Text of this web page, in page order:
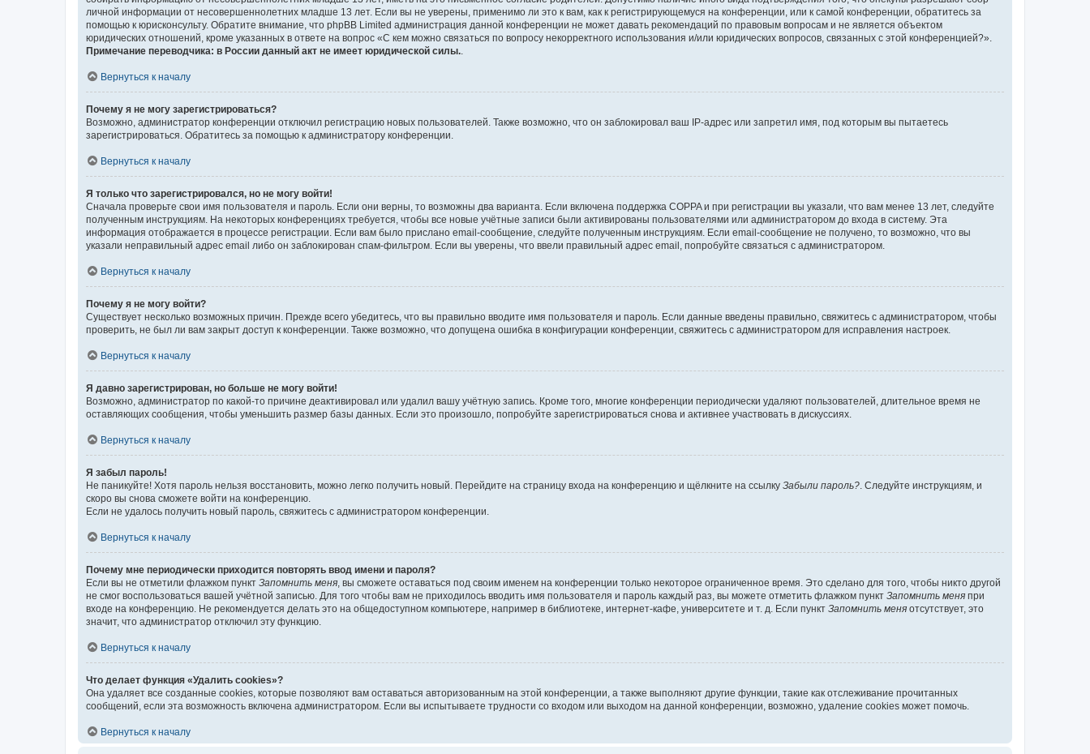
личной информации от несовершеннолетних младше 13 лет. Если вы не уверены, применимо ли это к вам, как к регистрирующемуся на конференции, или к самой конференции, обратитесь за
помощью к юрисконсульту. Обратите внимание, что phpBB Limited администрация данной конференции не может давать рекомендаций по правовым вопросам и не является объектом
юридических отношений, кроме указанных в ответе на вопрос «С кем можно связаться по вопросу некорректного использования и/или юридических вопросов, связанных с этой конференцией?».
Примечание переводчика: в России данный акт не имеет юридической силы.
Вернуться к началу
Почему я не могу зарегистрироваться?
Возможно, администратор конференции отключил регистрацию новых пользователей. Также возможно, что он заблокировал ваш IP-адрес или запретил имя, под которым вы пытаетесь
зарегистрироваться. Обратитесь за помощью к администратору конференции.
Вернуться к началу
Я только что зарегистрировался, но не могу войти!
Сначала проверьте свои имя пользователя и пароль. Если они верны, то возможны два варианта. Если включена поддержка COPPA и при регистрации вы указали, что вам менее 13 лет, следуйте
полученным инструкциям. На некоторых конференциях требуется, чтобы все новые учётные записи были активированы пользователями или администратором до входа в систему. Эта
информация отображается в процессе регистрации. Если вам было прислано email-сообщение, следуйте полученным инструкциям. Если email-сообщение не получено, то возможно, что вы
указали неправильный адрес email либо он заблокирован спам-фильтром. Если вы уверены, что ввели правильный адрес email, попробуйте связаться с администратором.
Вернуться к началу
Почему я не могу войти?
Существует несколько возможных причин. Прежде всего убедитесь, что вы правильно вводите имя пользователя и пароль. Если данные введены правильно, свяжитесь с администратором, чтобы
проверить, не был ли вам закрыт доступ к конференции. Также возможно, что допущена ошибка в конфигурации конференции, свяжитесь с администратором для исправления настроек.
Вернуться к началу
Я давно зарегистрирован, но больше не могу войти!
Возможно, администратор по какой-то причине деактивировал или удалил вашу учётную запись. Кроме того, многие конференции периодически удаляют пользователей, длительное время не
оставляющих сообщения, чтобы уменьшить размер базы данных. Если это произошло, попробуйте зарегистрироваться снова и активнее участвовать в дискуссиях.
Вернуться к началу
Я забыл пароль!
Не паникуйте! Хотя пароль нельзя восстановить, можно легко получить новый. Перейдите на страницу входа на конференцию и щёлкните на ссылку Забыли пароль? . Следуйте инструкциям, и
скоро вы снова сможете войти на конференцию.
Если не удалось получить новый пароль, свяжитесь с администратором конференции.
Вернуться к началу
Почему мне периодически приходится повторять ввод имени и пароля?
Если вы не отметили флажком пункт Запомнить меня , вы сможете оставаться под своим именем на конференции только некоторое ограниченное время. Это сделано для того, чтобы никто другой
не смог воспользоваться вашей учётной записью. Для того чтобы вам не приходилось вводить имя пользователя и пароль каждый раз, вы можете отметить флажком пункт Запомнить меня при
входе на конференцию. Не рекомендуется делать это на общедоступном компьютере, например в библиотеке, интернет-кафе, университете и т. д. Если пункт Запомнить меня отсутствует, это
значит, что администратор отключил эту функцию.
Вернуться к началу
Что делает функция «Удалить cookies»?
Она удаляет все созданные cookies, которые позволяют вам оставаться авторизованным на этой конференции, а также выполняют другие функции, такие как отслеживание прочитанных
сообщений, если эта возможность включена администратором. Если вы испытываете трудности со входом или выходом на данной конференции, возможно, удаление cookies может помочь.
Вернуться к началу